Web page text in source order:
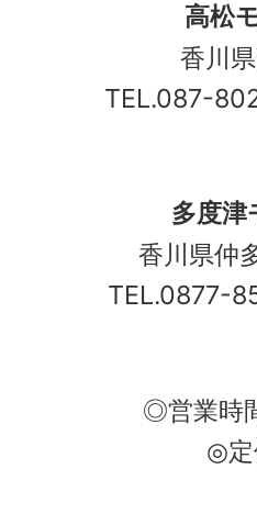
高松
香川
TEL.087-
多度津
香川県仲
TEL.0877-
◎営業時
◎定